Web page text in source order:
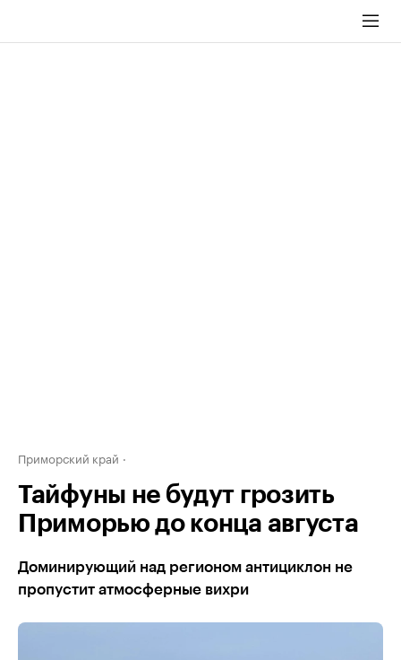
Приморский край
Тайфуны не будут грозить
Приморью до конца августа
Доминирующий над регионом антициклон не
пропустит атмосферные вихри